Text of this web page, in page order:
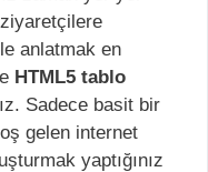
anlatmak en
HTML5 tablo
Sadece basit bir
gelen internet
yaptığınız